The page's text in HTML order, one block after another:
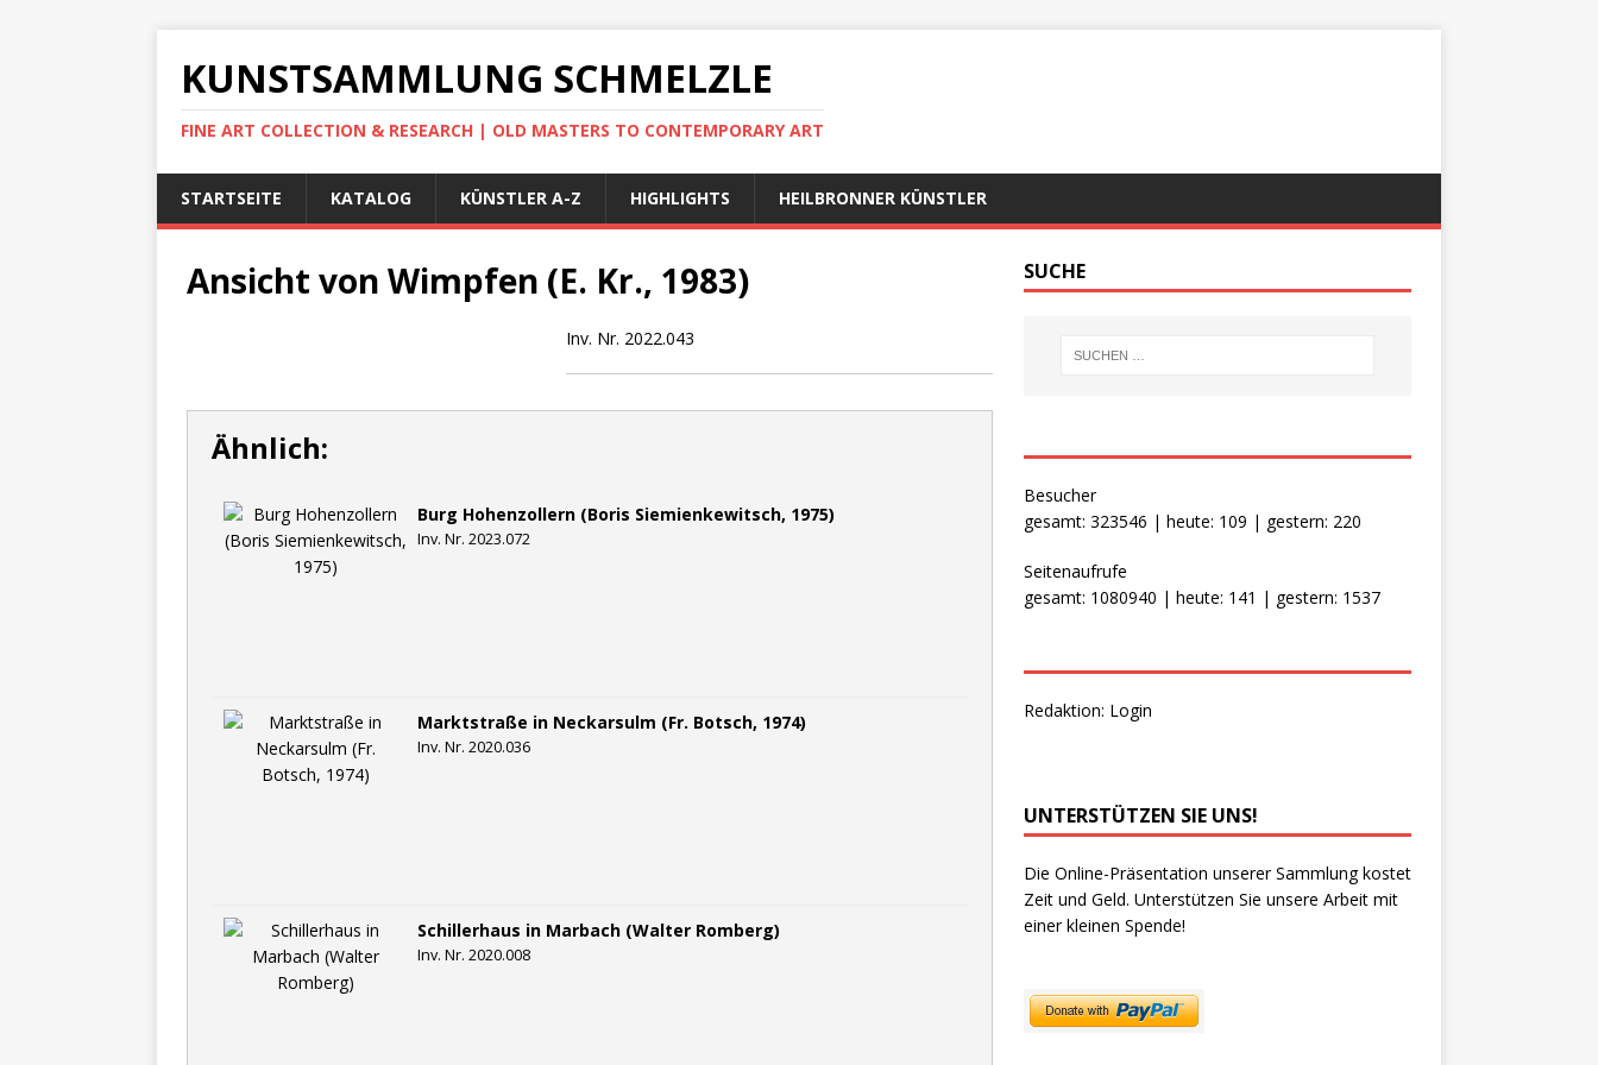
KUNSTSAMMLUNG SCHMELZLE
FINE ART COLLECTION & RESEARCH | OLD MASTERS TO CONTEMPORARY ART
STARTSEITE KATALOG KÜNSTLER A-Z HIGHLIGHTS HEILBRONNER KÜNSTLER
Ansicht von Wimpfen (E. Kr., 1983)
Inv. Nr. 2022.043
Ähnlich:
Burg Hohenzollern (Boris Siemienkewitsch, 1975)
Inv. Nr. 2023.072
Marktstraße in Neckarsulm (Fr. Botsch, 1974)
Inv. Nr. 2020.036
Schillerhaus in Marbach (Walter Romberg)
Inv. Nr. 2020.008
SUCHE
Besucher
gesamt: 323546 | heute: 109 | gestern: 220
Seitenaufrufe
gesamt: 1080940 | heute: 141 | gestern: 1537
Redaktion: Login
UNTERSTÜTZEN SIE UNS!
Die Online-Präsentation unserer Sammlung kostet
Zeit und Geld. Unterstützen Sie unsere Arbeit mit
einer kleinen Spende!